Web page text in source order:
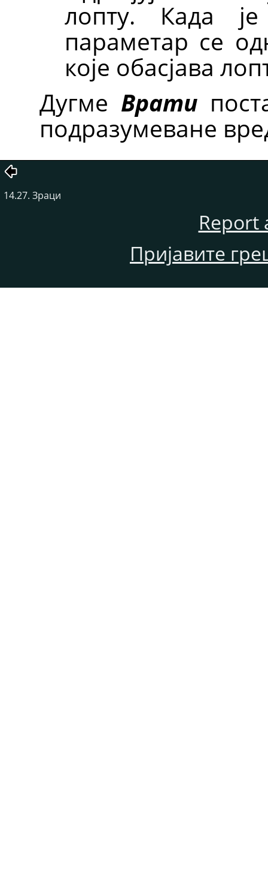
лопту. Када је
параметар се
које обасјава
Дугме Врати
подразумеване
14.27. Зраци
Report
Пријавите